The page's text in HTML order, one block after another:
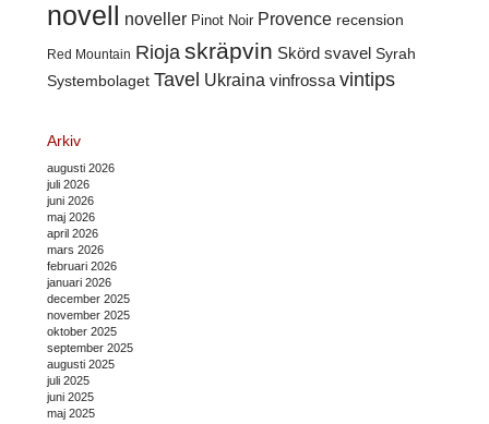
novell noveller Pinot Noir Provence recension
Red Mountain Rioja skräpvin Skörd svavel Syrah
Systembolaget Tavel Ukraina vinfrossa vintips
Arkiv
augusti 2026
juli 2026
juni 2026
maj 2026
april 2026
mars 2026
februari 2026
januari 2026
december 2025
november 2025
oktober 2025
september 2025
augusti 2025
juli 2025
juni 2025
maj 2025